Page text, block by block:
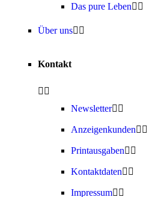
Das pure Leben
Über uns
Kontakt
Newsletter
Anzeigenkunden
Printausgaben
Kontaktdaten
Impressum